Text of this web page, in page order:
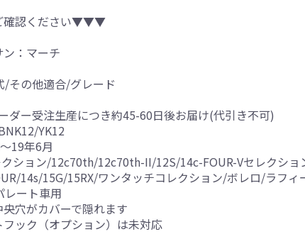
認ください▼▼▼
ン：マーチ
その他適合/グレード
ー受注生産につき約45-60日後お届け(代引き不可)
YK12
19年6月
ション/12c70th/12c70th-II/12S/14c-FOUR-Vセレクシ
14s/15G/15RX/ワンタッチコレクション/ボレロ/ラフィ
ート車用
穴がカバーで隠れます
ック（オプション）は未対応